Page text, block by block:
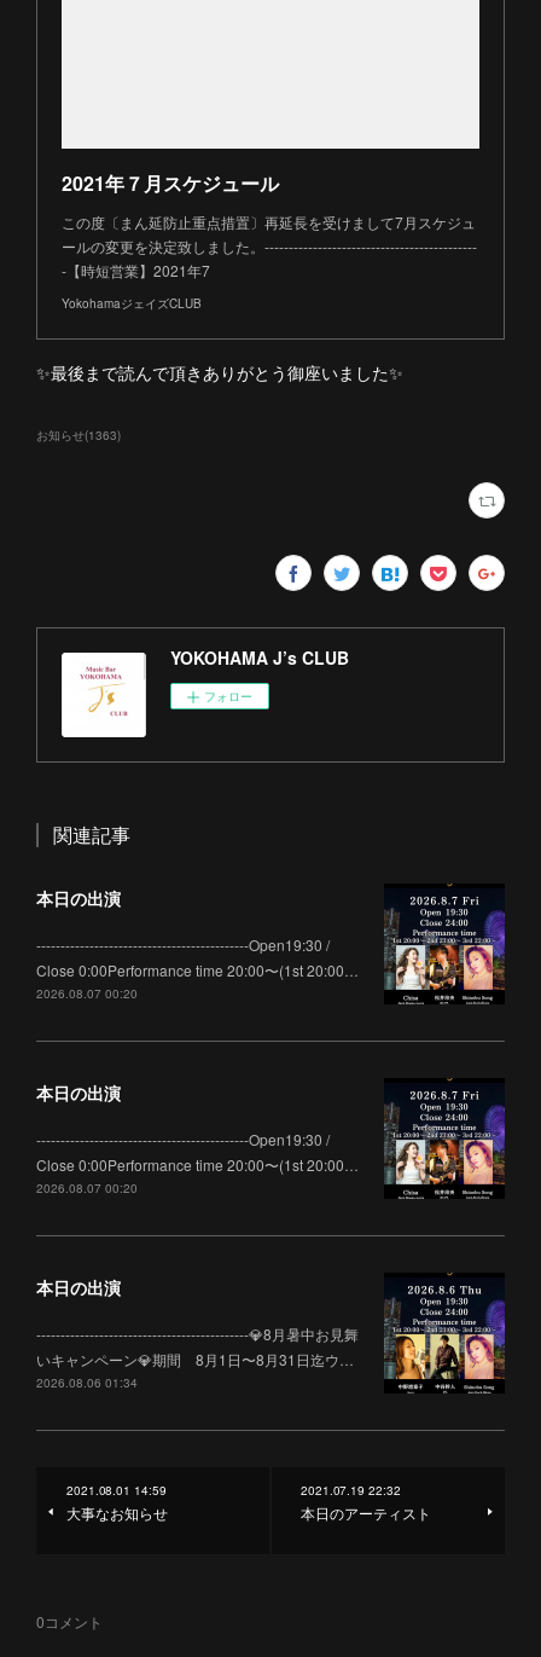
2021年７月スケジュール
この度〔まん延防止重点措置〕再延長を受けまして7月スケジュ
ールの変更を決定致しました。--------------------------------------------
-【時短営業】2021年7
YokohamaジェイズCLUB
✨最後まで読んで頂きありがとう御座いました✨
お知らせ(1363)
YOKOHAMA J’s CLUB
フォロー
関連記事
本日の出演
--------------------------------------------Open19:30 /
Close 0:00Performance time 20:00〜(1st 20:00…
2026.08.07 00:20
本日の出演
--------------------------------------------Open19:30 /
Close 0:00Performance time 20:00〜(1st 20:00…
2026.08.07 00:20
本日の出演
--------------------------------------------💎8月暑中お見舞
いキャンペーン💎期間 8月1日〜8月31日迄ウ…
2026.08.06 01:34
2021.08.01 14:59
大事なお知らせ
2021.07.19 22:32
本日のアーティスト
0コメント